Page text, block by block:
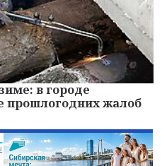
в городе
прошлогодних жалоб